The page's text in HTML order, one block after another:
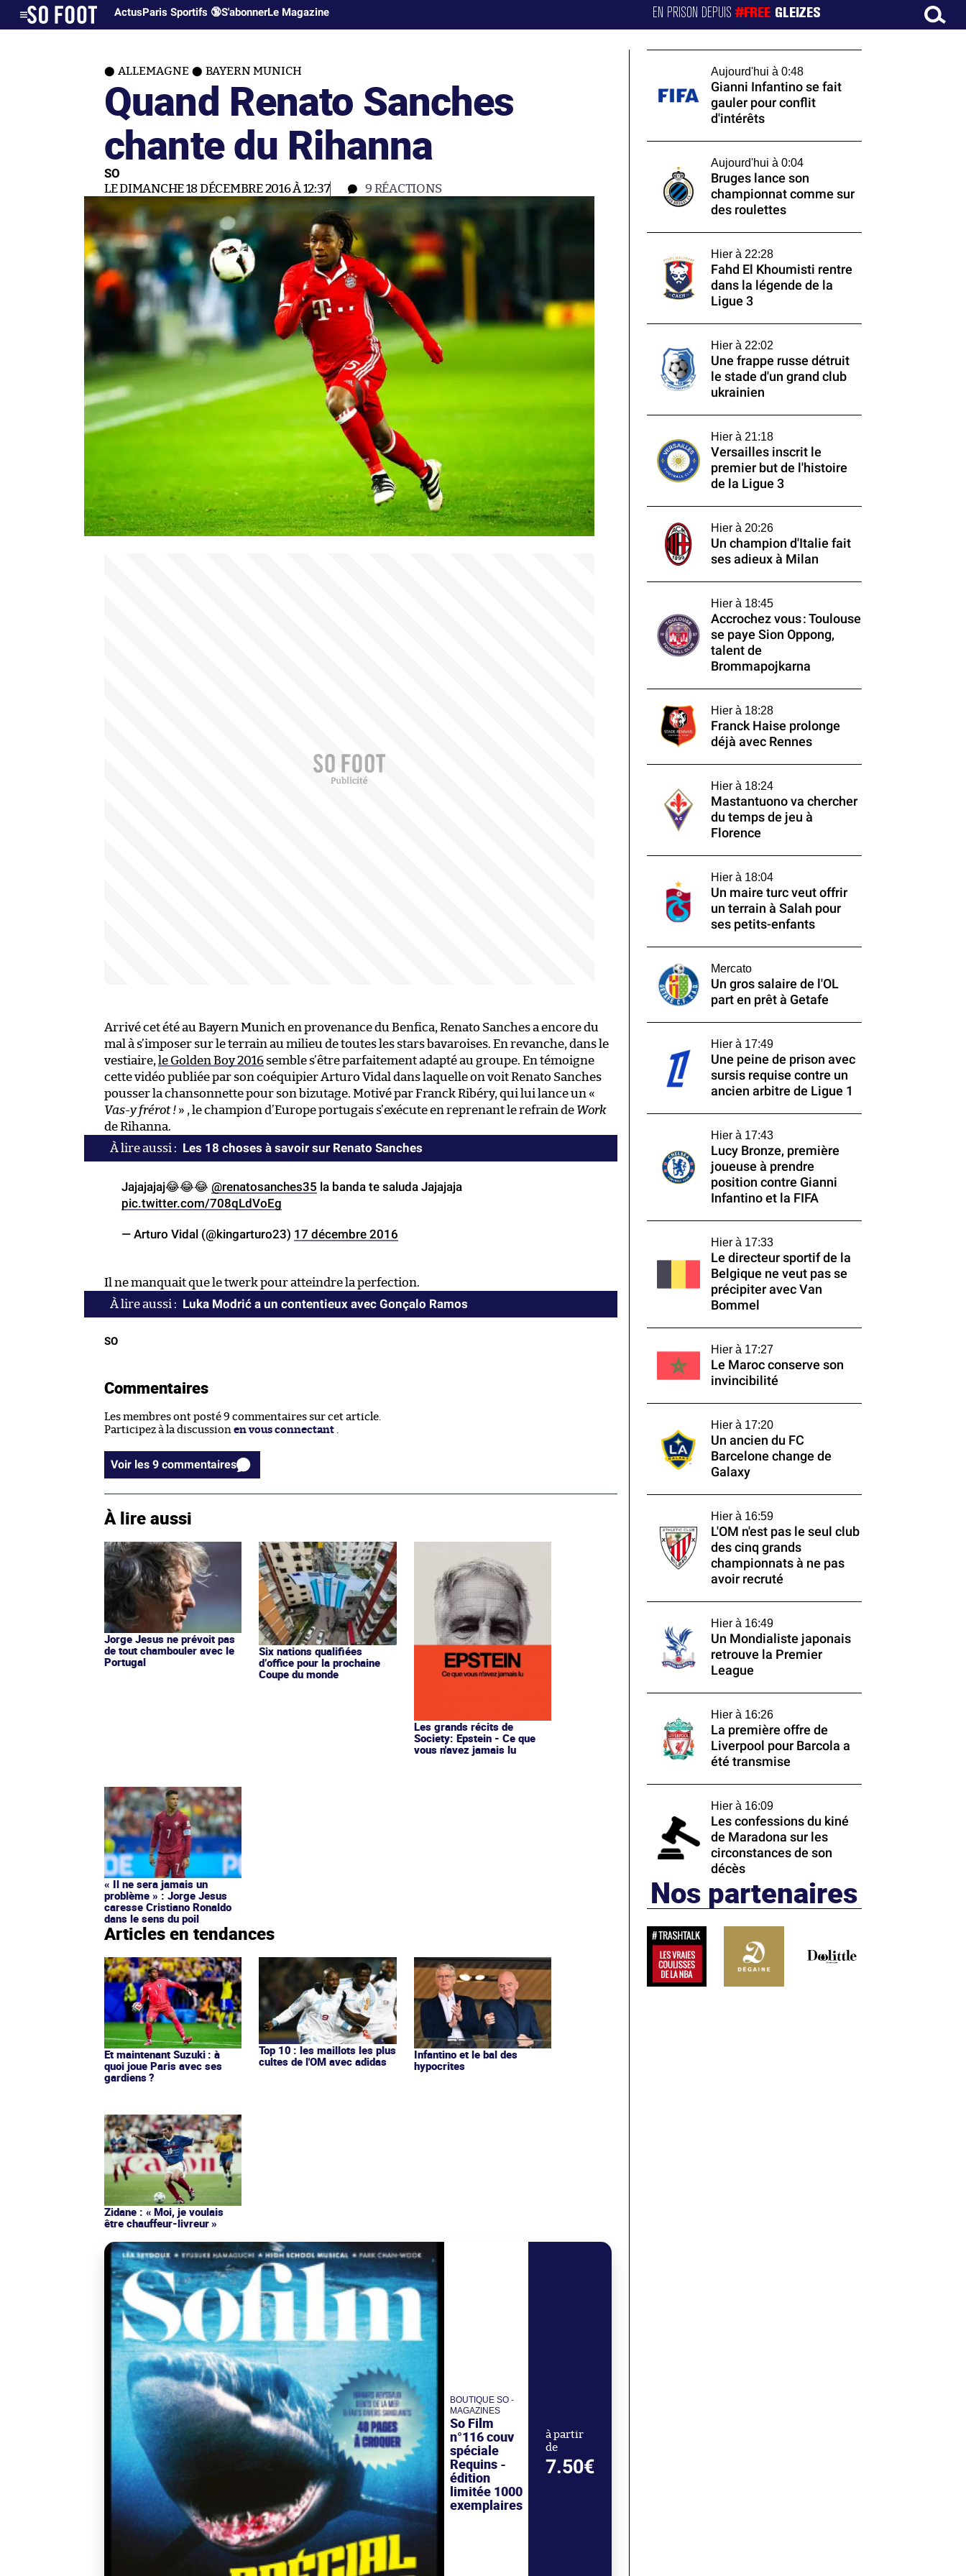
ActusParis Sportifs 🔞S'abonnerLe Magazine EN PRISON DEPUIS#FREE GLEIZES
ALLEMAGNE BAYERN MUNICH
Quand Renato Sanches
chante du Rihanna
SO
LE DIMANCHE 18 DÉCEMBRE 2016 À 12:37 9 RÉACTIONS
Arrivé cet été au Bayern Munich en provenance du Benfica, Renato Sanches a encore du
mal à s’imposer sur le terrain au milieu de toutes les stars bavaroises. En revanche, dans le
vestiaire, le Golden Boy 2016 semble s’être parfaitement adapté au groupe. En témoigne
cette vidéo publiée par son coéquipier Arturo Vidal dans laquelle on voit Renato Sanches
pousser la chansonnette pour son bizutage. Motivé par Franck Ribéry, qui lui lance un «
Vas-y frérot ! » , le champion d’Europe portugais s’exécute en reprenant le refrain de Work
de Rihanna.
Les 18 choses à savoir sur Renato Sanches
Jajajajaj😂😂😂 @renatosanches35 la banda te saluda Jajajaja
pic.twitter.com/708qLdVoEg
— Arturo Vidal (@kingarturo23) 17 décembre 2016
Il ne manquait que le twerk pour atteindre la perfection.
Luka Modrić a un contentieux avec Gonçalo Ramos
SO
Commentaires
Les membres ont posté 9 commentaires sur cet article.
Participez à la discussion en vous connectant .
Voir les 9 commentaires
À lire aussi
Jorge Jesus ne prévoit pas
de tout chambouler avec le
Portugal
Six nations qualifiées
d’office pour la prochaine
Coupe du monde
Les grands récits de
Society: Epstein - Ce que
vous n'avez jamais lu
« Il ne sera jamais un
problème » : Jorge Jesus
caresse Cristiano Ronaldo
dans le sens du poil
Articles en tendances
Et maintenant Suzuki : à
quoi joue Paris avec ses
gardiens ?
Top 10 : les maillots les plus
cultes de l'OM avec adidas
Infantino et le bal des
hypocrites
Zidane : « Moi, je voulais
être chauffeur-livreur »
BOUTIQUE SO -
MAGAZINES
So Film
n°116 couv
spéciale
Requins -
édition
limitée 1000
exemplaires
à partir
de
7.50€
Aujourd'hui à 0:48
Gianni Infantino se fait
gauler pour conflit
d'intérêts
Aujourd'hui à 0:04
Bruges lance son
championnat comme sur
des roulettes
Hier à 22:28
Fahd El Khoumisti rentre
dans la légende de la
Ligue 3
Hier à 22:02
Une frappe russe détruit
le stade d'un grand club
ukrainien
Hier à 21:18
Versailles inscrit le
premier but de l'histoire
de la Ligue 3
Hier à 20:26
Un champion d'Italie fait
ses adieux à Milan
Hier à 18:45
Accrochez vous : Toulouse
se paye Sion Oppong,
talent de
Brommapojkarna
Hier à 18:28
Franck Haise prolonge
déjà avec Rennes
Hier à 18:24
Mastantuono va chercher
du temps de jeu à
Florence
Hier à 18:04
Un maire turc veut offrir
un terrain à Salah pour
ses petits-enfants
Mercato
Un gros salaire de l'OL
part en prêt à Getafe
Hier à 17:49
Une peine de prison avec
sursis requise contre un
ancien arbitre de Ligue 1
Hier à 17:43
Lucy Bronze, première
joueuse à prendre
position contre Gianni
Infantino et la FIFA
Hier à 17:33
Le directeur sportif de la
Belgique ne veut pas se
précipiter avec Van
Bommel
Hier à 17:27
Le Maroc conserve son
invincibilité
Hier à 17:20
Un ancien du FC
Barcelone change de
Galaxy
Hier à 16:59
L'OM n'est pas le seul club
des cinq grands
championnats à ne pas
avoir recruté
Hier à 16:49
Un Mondialiste japonais
retrouve la Premier
League
Hier à 16:26
La première offre de
Liverpool pour Barcola a
été transmise
Hier à 16:09
Les confessions du kiné
de Maradona sur les
circonstances de son
décès
Nos partenaires